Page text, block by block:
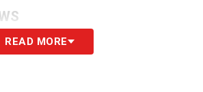
READ MORE